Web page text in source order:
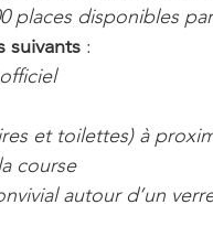
places disponibles
suivants :
et toilettes) à
course
autour d’un